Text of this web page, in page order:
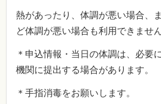
熱があったり、体調が悪い場合、
ど体調が悪い場合も利用できません
＊申込情報・当日の体調は、必要
機関に提出する場合があります。
＊手指消毒をお願いします。